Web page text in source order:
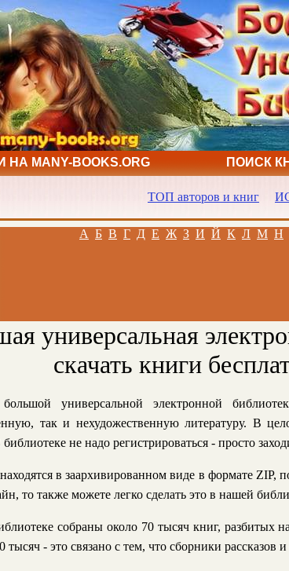
MANY-BOOKS.ORG ПОИСК
ТОП авторов и книг
А Б В Г Д Е Ж З И Й К Л М Н
универсальная
скачать книги
универсальной электронной
так и нехудожественную литературу. В
не надо регистрироваться - просто
в заархивированном виде в формате ZIP,
то также можете легко сделать это в нашей
собраны около 70 тысяч книг, разбитых
тысяч - это связано с тем, что сборники